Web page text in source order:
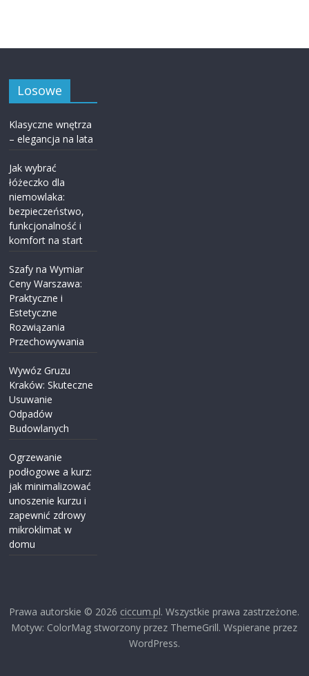
Losowe
Klasyczne wnętrza
– elegancja na lata
Jak wybrać
łóżeczko dla
niemowlaka:
bezpieczeństwo,
funkcjonalność i
komfort na start
Szafy na Wymiar
Ceny Warszawa:
Praktyczne i
Estetyczne
Rozwiązania
Przechowywania
Wywóz Gruzu
Kraków: Skuteczne
Usuwanie
Odpadów
Budowlanych
Ogrzewanie
podłogowe a kurz:
jak minimalizować
unoszenie kurzu i
zapewnić zdrowy
mikroklimat w
domu
Prawa autorskie © 2026 ciccum.pl. Wszystkie prawa zastrzeżone.
Motyw: ColorMag stworzony przez ThemeGrill. Wspierane przez
WordPress.